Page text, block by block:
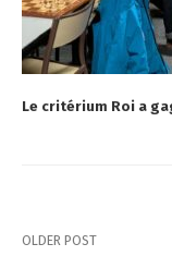
Le critérium Roi a
OLDER POST